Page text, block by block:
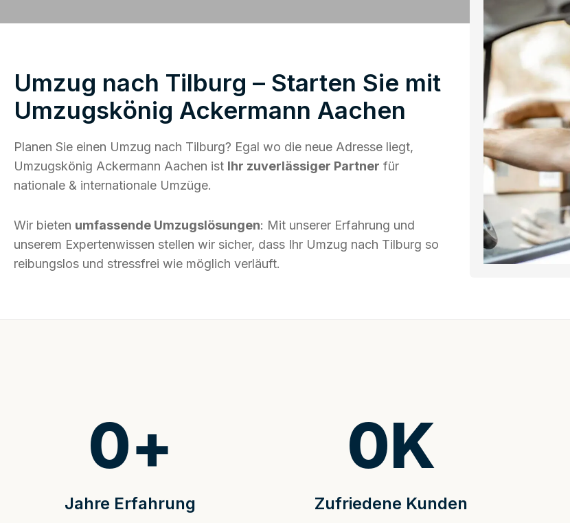
Umzug nach Tilburg – Starten Sie mit
Umzugskönig Ackermann Aachen
Planen Sie einen Umzug nach Tilburg? Egal wo die neue Adresse liegt,
Umzugskönig Ackermann Aachen ist Ihr zuverlässiger Partner für
nationale & internationale Umzüge.
Wir bieten umfassende Umzugslösungen: Mit unserer Erfahrung und
unserem Expertenwissen stellen wir sicher, dass Ihr Umzug nach Tilburg so
reibungslos und stressfrei wie möglich verläuft.
Jahre Erfahrung
0+
Zufriedene Kunden
0K